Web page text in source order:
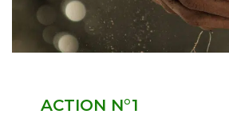
ACTION N°1